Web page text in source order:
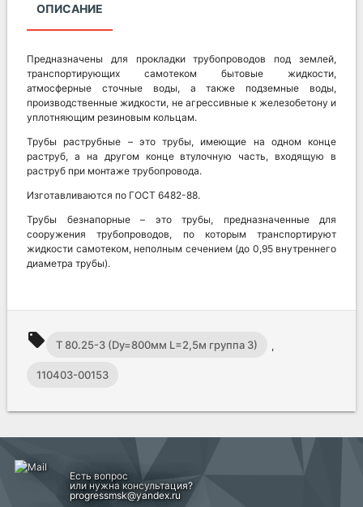
ОПИСАНИЕ
Предназначены для прокладки трубопроводов под землей,
транспортирующих самотеком бытовые жидкости,
атмосферные сточные воды, а также подземные воды,
производственные жидкости, не агрессивные к железобетону и
уплотняющим резиновым кольцам.
Трубы раструбные – это трубы, имеющие на одном конце
раструб, а на другом конце втулочную часть, входящую в
раструб при монтаже трубопровода.
Изготавливаются по ГОСТ 6482-88.
Трубы безнапорные – это трубы, предназначенные для
сооружения трубопроводов, по которым транспортируют
жидкости самотеком, неполным сечением (до 0,95 внутреннего
диаметра трубы).
local_offer Т 80.25-3 (Dy=800мм L=2,5м группа 3) ,
110403-00153
Есть вопрос
или нужна консультация?
progressmsk@yandex.ru